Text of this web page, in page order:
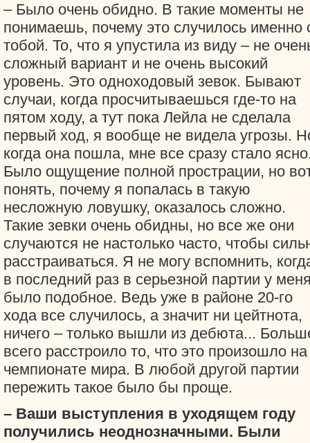
– Было очень обидно. В такие моменты не
понимаешь, почему это случилось именно
тобой. То, что я упустила из виду – не
сложный вариант и не очень высокий
уровень. Это одноходовый зевок. Бывают
случаи, когда просчитываешься где-то на
пятом ходу, а тут пока Лейла не сделала
первый ход, я вообще не видела угрозы.
когда она пошла, мне все сразу стало
Было ощущение полной прострации, но
понять, почему я попалась в такую
несложную ловушку, оказалось сложно.
Такие зевки очень обидны, но все же они
случаются не настолько часто, чтобы
расстраиваться. Я не могу вспомнить,
в последний раз в серьезной партии у
было подобное. Ведь уже в районе 20-го
хода все случилось, а значит ни цейтнота,
ничего – только вышли из дебюта...
всего расстроило то, что это произошло на
чемпионате мира. В любой другой партии
пережить такое было бы проще.
– Ваши выступления в уходящем году
получились неоднозначными. Были